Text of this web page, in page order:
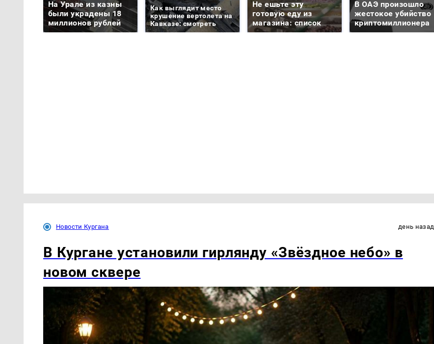
На Урале из казны
были украдены 18
миллионов рублей
Как выглядит место
крушение вертолета на
Кавказе: смотреть
Не ешьте эту
готовую еду из
магазина: список
В ОАЭ произошло
жестокое убийство
криптомиллионера
Новости Кургана день назад
В Кургане установили гирлянду «Звёздное небо» в
новом сквере